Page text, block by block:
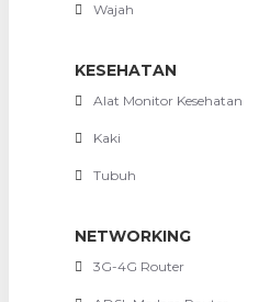
Wajah
KESEHATAN
Alat Monitor Kesehatan
Kaki
Tubuh
NETWORKING
3G-4G Router